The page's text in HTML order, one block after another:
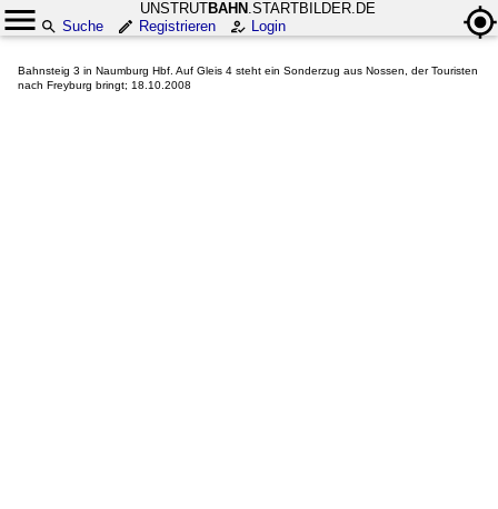
UNSTRUTBAHN .STARTBILDER.DE
Suche
Registrieren Login
Bahnsteig 3 in Naumburg Hbf. Auf Gleis 4 steht ein Sonderzug aus Nossen, der Touristen
nach Freyburg bringt; 18.10.2008